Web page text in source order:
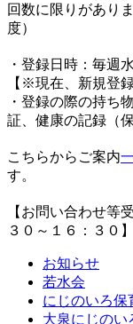
回数に限りがあり
度）
・登録日時：毎週
【※現在、新規登
・登録の際の持ち
証、健康の記録（
こちらからご案内
す。
【お問い合わせ等
３０～１６：３０】
お知らせ
若水会
にじのいろ保
大泉にじのい